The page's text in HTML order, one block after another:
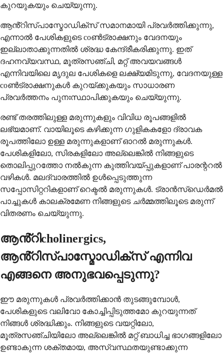
കുറയുകയും ചെയ്യുന്നു.
ആൻ്റിസ്പാസ്മോഡിക്സ് സമാനമായി പ്രവർത്തിക്കുന്നു,
എന്നാൽ പേശികളുടെ coൺട്രാക്ഷനും വേദനയും
ഇല്ലാതാക്കുന്നതിൽ ശ്രദ്ധ കേന്ദ്രീകരിക്കുന്നു. ഇത്
ദഹനവ്യവസ്ഥ, മൂത്രസഞ്ചി, മറ്റ് അവയവങ്ങൾ
എന്നിവയിലെ മൃദുല പേശികളെ ലക്ഷ്യമിടുന്നു, വേദനയുള്ള
coൺട്രാക്ഷനുകൾ കുറയ്ക്കുകയും സാധാരണ
പ്രവർത്തനം പുനഃസ്ഥാപിക്കുകയും ചെയ്യുന്നു.
രണ്ട് തരത്തിലുള്ള മരുന്നുകളും വിവിധ രൂപങ്ങളിൽ
ലഭ്യമാണ്. വായിലൂടെ കഴിക്കുന്ന ഗുളികകളോ ദ്രാവക
രൂപത്തിലോ ഉള്ള മരുന്നുകളാണ് ഓറൽ മരുന്നുകൾ.
പേശികളിലോ, സിരകളിലോ അല്ലെങ്കിൽ നിങ്ങളുടെ
തൊലിപ്പുറത്തോ നൽകുന്ന കുത്തിവയ്പ്പുകളാണ് പാരന്ററൽ
വഴികൾ. മലദ്വാരത്തിൽ ഉൾപ്പെടുത്തുന്ന
സപ്പോസിറ്ററികളാണ് റെക്ടൽ മരുന്നുകൾ. ട്രാൻസ്‌ഡെർമൽ
പാച്ചുകൾ കാലക്രമേണ നിങ്ങളുടെ ചർമ്മത്തിലൂടെ മരുന്ന്
വിതരണം ചെയ്യുന്നു.
ആൻ്റിcholinergics,
ആൻ്റിസ്പാസ്മോഡിക്സ് എന്നിവ
എങ്ങനെ അനുഭവപ്പെടുന്നു?
ഈ മരുന്നുകൾ പ്രവർത്തിക്കാൻ തുടങ്ങുമ്പോൾ,
പേശികളുടെ വലിവോ കോച്ചിപ്പിടുത്തമോ കുറയുന്നത്
നിങ്ങൾ ശ്രദ്ധിക്കും. നിങ്ങളുടെ വയറ്റിലോ,
മൂത്രസഞ്ചിയിലോ അല്ലെങ്കിൽ മറ്റ് ബാധിച്ച ഭാഗങ്ങളിലോ
ഉണ്ടാകുന്ന ശക്തമായ, അസ്വസ്ഥതയുണ്ടാക്കുന്ന